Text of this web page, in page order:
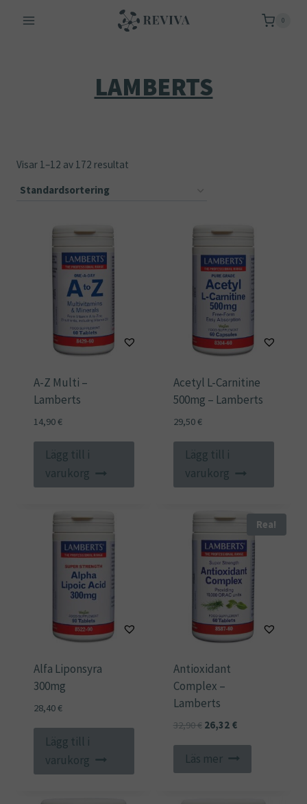
0
LAMBERTS
Visar 1–12 av 172 resultat
A-Z Multi –
Lamberts
14,90€
Lägg till i
varukorg
Acetyl L-Carnitine
500mg – Lamberts
29,50€
Lägg till i
varukorg
Alfa Liponsyra
300mg
28,40€
Lägg till i
varukorg
Rea!
Antioxidant
Complex –
Lamberts
32,90€ Det
priset
var:
26,32 €Det
priset
är:
Läs mer